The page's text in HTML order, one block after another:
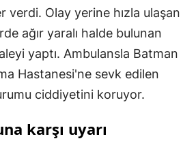
verdi. Olay yerine hızla ulaşan
ağır yaralı halde bulunan
yaptı. Ambulansla Batman
Hastanesi'ne sevk edilen
ciddiyetini koruyor.
karşı uyarı